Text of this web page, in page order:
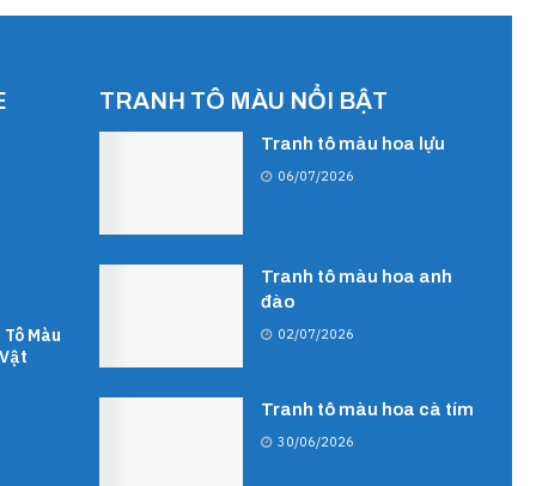
Màu
TRANH TÔ MÀU NỔI BẬT
Tranh tô màu hoa lựu
06/07/2026
Tranh tô màu hoa anh
đào
02/07/2026
Tranh tô màu hoa cà tím
30/06/2026